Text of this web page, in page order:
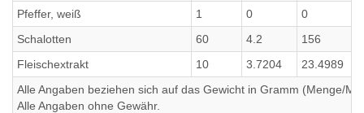
Pfeffer, weiß
1 0 0
Schalotten
60 4.2 156
Fleischextrakt
10 3.7204 23.4989
Alle Angaben beziehen sich auf das Gewicht in Gramm (Menge/
Alle Angaben ohne Gewähr.